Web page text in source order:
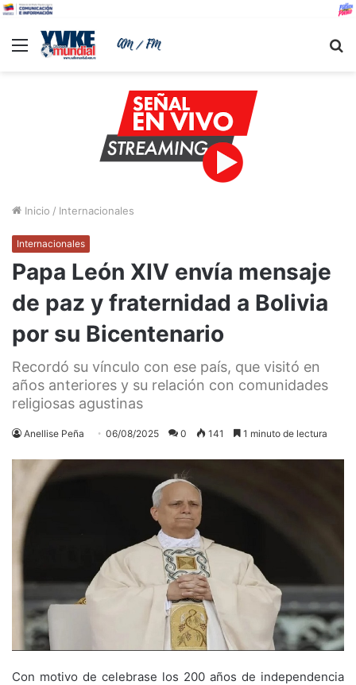
Menu
Inicio / Internacionales
Internacionales
Papa León XIV envía mensaje
de paz y fraternidad a Bolivia
por su Bicentenario
Recordó su vínculo con ese país, que visitó en
años anteriores y su relación con comunidades
religiosas agustinas
Anellise Peña 06/08/2025 0 141 1 minuto de lectura
Con motivo de celebrase los 200 años de independencia